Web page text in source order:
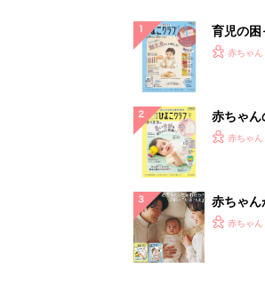
育児の
『ひよ
赤ちゃん
赤ちゃん
てのひよ
赤ちゃん
赤ちゃん
ひよ」
赤ちゃん